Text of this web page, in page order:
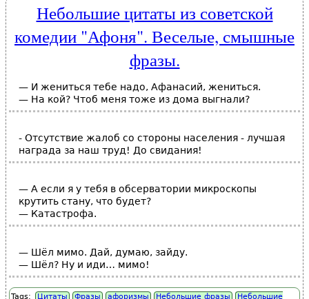
Небольшие цитаты из советской
комедии "Афоня". Веселые, смышные
фразы.
— И жениться тебе надо, Афанасий, жениться.
— На кой? Чтоб меня тоже из дома выгнали?
- Отсутствие жалоб со стороны населения - лучшая
награда за наш труд! До свидания!
— А если я у тебя в обсерватории микроскопы
крутить стану, что будет?
— Катастрофа.
— Шёл мимо. Дай, думаю, зайду.
— Шёл? Ну и иди… мимо!
Tags: Цитаты Фразы афоризмы Небольшие фразы Небольшие